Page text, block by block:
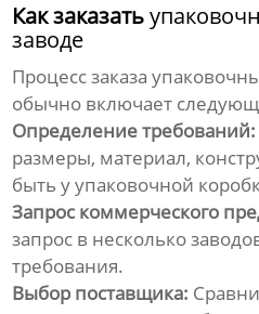
Как заказать
заводе
Процесс заказа
обычно включает
Определение требований:
размеры, материал,
быть уупаковочной
Запрос коммерческого
запрос в несколько
требования.
Выбор поставщика: